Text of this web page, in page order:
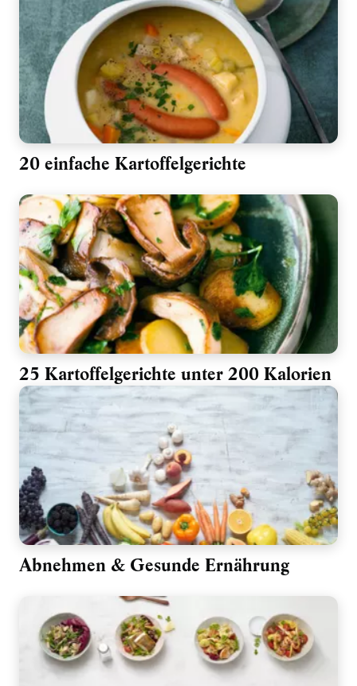
20 einfache Kartoffelgerichte
25 Kartoffelgerichte unter 200 Kalorien
Abnehmen & Gesunde Ernährung